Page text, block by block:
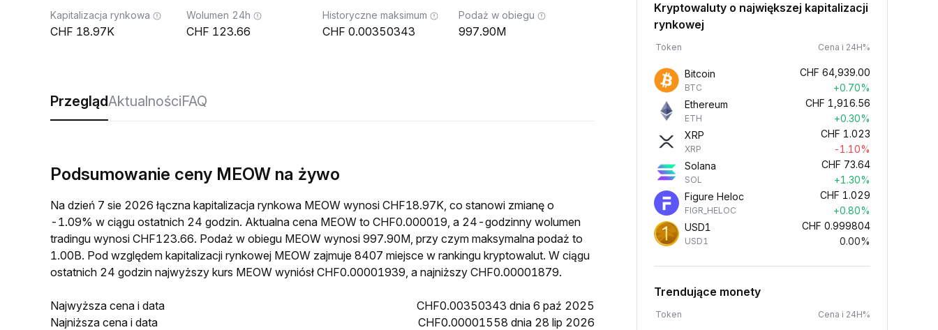
Kapitalizacja rynkowa
18.97K
Wolumen 24h
123.66
Historyczne maksimum
0.00350343
Podaż w obiegu
997.90M
PrzeglądAktualnościFAQ
Podsumowanie ceny MEOW na żywo
Na dzień 7 sie 2026 łączna kapitalizacja rynkowa MEOW wynosi CHF18.97K, co stanowi zmianę o
-1.09% w ciągu ostatnich 24 godzin. Aktualna cena MEOW to CHF0.000019, a 24-godzinny wolumen
tradingu wynosi CHF123.66. Podaż w obiegu MEOW wynosi 997.90M, przy czym maksymalna podaż to
1.00B. Pod względem kapitalizacji rynkowej MEOW zajmuje 8407 miejsce w rankingu kryptowalut. W ciągu
ostatnich 24 godzin najwyższy kurs MEOW wyniósł CHF0.00001939, a najniższy CHF0.00001879.
Najwyższa cena i data
CHF0.00350343 dnia 6 paź 2025
Najniższa cena i data
CHF0.00001558 dnia 28 lip 2026
Kryptowaluty o największej kapitalizacji
rynkowej
Token Cena i 24H%
Bitcoin
BTC
CHF 64,939.00
+0.70%
Ethereum
ETH
CHF 1,916.56
+0.30%
XRP
XRP
CHF 1.023
-1.10%
Solana
SOL
CHF 73.64
+1.30%
Figure Heloc
FIGR_HELOC
CHF 1.029
+0.80%
USD1
USD1
CHF 0.999804
0.00%
Trendujące monety
Token Cena i 24H%